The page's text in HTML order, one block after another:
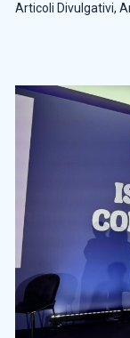
Articoli Divulgativi,